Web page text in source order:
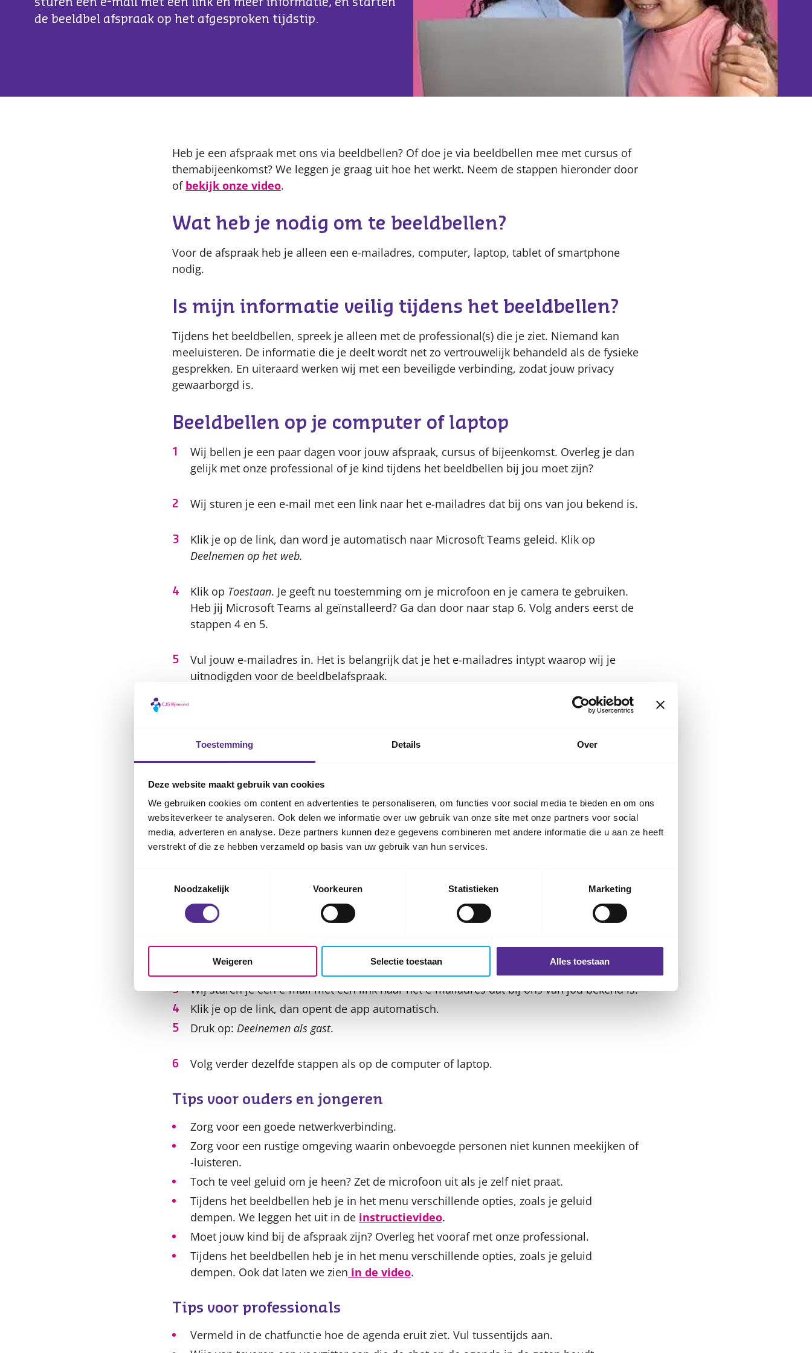
Toestemming Details Over
Deze website maakt gebruik van cookies
We gebruiken cookies om content en advertenties te personaliseren, om functies voor social media te bieden en om ons
websiteverkeer te analyseren. Ook delen we informatie over uw gebruik van onze site met onze partners voor social
media, adverteren en analyse. Deze partners kunnen deze gegevens combineren met andere informatie die u aan ze heeft
verstrekt of die ze hebben verzameld op basis van uw gebruik van hun services.
Noodzakelijk
Voorkeuren Statistieken Marketing
Weigeren Selectie toestaan Alles toestaan
de beeldbel afspraak op het afgesproken tijdstip.
Content
Heb je een afspraak met ons via beeldbellen? Of doe je via beeldbellen mee met cursus of
themabijeenkomst? We leggen je graag uit hoe het werkt. Neem de stappen hieronder door
of bekijk onze video.
Wat heb je nodig om te beeldbellen?
Voor de afspraak heb je alleen een e-mailadres, computer, laptop, tablet of smartphone
nodig.
Is mijn informatie veilig tijdens het beeldbellen?
Tijdens het beeldbellen, spreek je alleen met de professional(s) die je ziet. Niemand kan
meeluisteren. De informatie die je deelt wordt net zo vertrouwelijk behandeld als de fysieke
gesprekken. En uiteraard werken wij met een beveiligde verbinding, zodat jouw privacy
gewaarborgd is.
Beeldbellen op je computer of laptop
Wij bellen je een paar dagen voor jouw afspraak, cursus of bijeenkomst. Overleg je dan
gelijk met onze professional of je kind tijdens het beeldbellen bij jou moet zijn?
Wij sturen je een e-mail met een link naar het e-mailadres dat bij ons van jou bekend is.
Klik je op de link, dan word je automatisch naar Microsoft Teams geleid. Klik op
Deelnemen op het web.
Klik op Toestaan. Je geeft nu toestemming om je microfoon en je camera te gebruiken.
Heb jij Microsoft Teams al geïnstalleerd? Ga dan door naar stap 6. Volg anders eerst de
stappen 4 en 5.
Vul jouw e-mailadres in. Het is belangrijk dat je het e-mailadres intypt waarop wij je
uitnodigden voor de beeldbelafspraak.
Je hebt nu een beeldverbinding met onze professional. Zorg je ervoor dat je in een
rustige omgeving zit?
Tijdens het beeldbellen kun je via het menu onder meer je geluid dempen of je
achtergrond vervagen.
Na het gesprek klik je op het rode icoontje met de telefoonhoorn. Zo beëindig je het
gesprek.
Beeldbellen op je smartphone of tablet
Download de Microsoft Teams app.
gelijk met onze professional of je kind tijdens het beeldbellen bij jou moet zijn?
Wij sturen je een e-mail met een link naar het e-mailadres dat bij ons van jou bekend is.
Klik je op de link, dan opent de app automatisch.
Druk op: Deelnemen als gast.
Volg verder dezelfde stappen als op de computer of laptop.
Tips voor ouders en jongeren
Zorg voor een goede netwerkverbinding.
Zorg voor een rustige omgeving waarin onbevoegde personen niet kunnen meekijken of
-luisteren.
Toch te veel geluid om je heen? Zet de microfoon uit als je zelf niet praat.
Tijdens het beeldbellen heb je in het menu verschillende opties, zoals je geluid
dempen. We leggen het uit in de instructievideo.
Moet jouw kind bij de afspraak zijn? Overleg het vooraf met onze professional.
Tijdens het beeldbellen heb je in het menu verschillende opties, zoals je geluid
dempen. Ook dat laten we zien in de video.
Tips voor professionals
Vermeld in de chatfunctie hoe de agenda eruit ziet. Vul tussentijds aan.